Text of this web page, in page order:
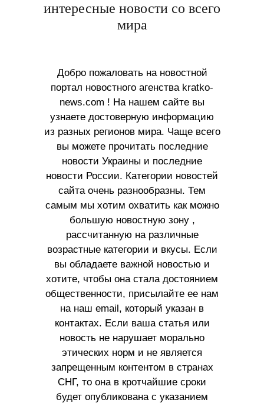
интересные новости со всего
мира
Добро пожаловать на новостной
портал новостного агенства kratko-
news.com ! На нашем сайте вы
узнаете достоверную информацию
из разных регионов мира. Чаще всего
вы можете прочитать последние
новости Украины и последние
новости России. Категории новостей
сайта очень разнообразны. Тем
самым мы хотим охватить как можно
большую новостную зону ,
рассчитанную на различные
возрастные категории и вкусы. Если
вы обладаете важной новостью и
хотите, чтобы она стала достоянием
общественности, присылайте ее нам
на наш email, который указан в
контактах. Если ваша статья или
новость не нарушает морально
этических норм и не является
запрещенным контентом в странах
СНГ, то она в кротчайшие сроки
будет опубликована с указанием